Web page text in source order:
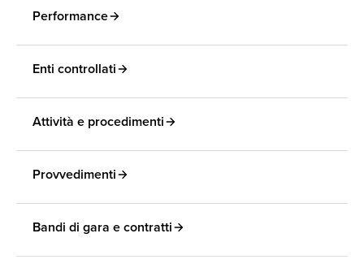
Performance
Enti controllati
Attività e procedimenti
Provvedimenti
Bandi di gara e contratti